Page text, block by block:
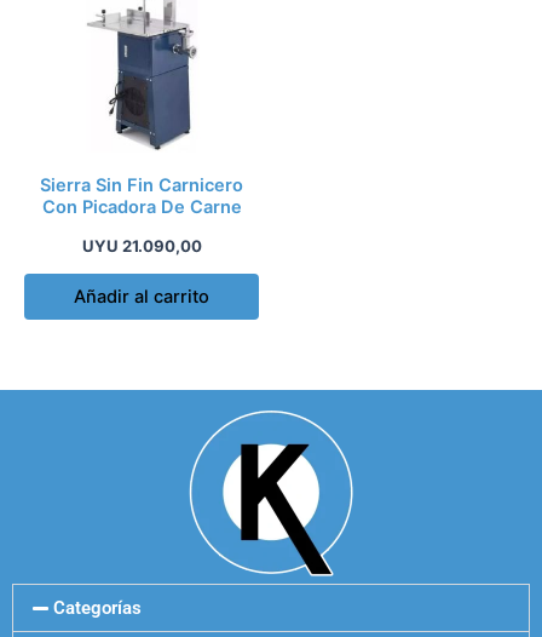
Sierra Sin Fin Carnicero
Con Picadora De Carne
UYU 21.090,00
Añadir al carrito
Categorías